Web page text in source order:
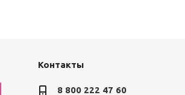
Контакты
8 800 222 47 60